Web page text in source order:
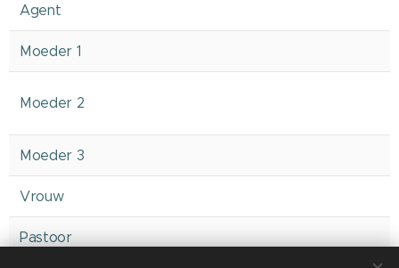
Agent
Moeder 1
Moeder 2
Moeder 3
Vrouw
Pastoor